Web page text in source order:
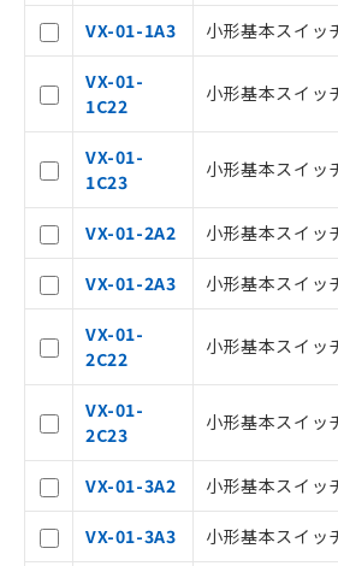
VX-01-1A3 小形基本スイッ
VX-01-
1C22
小形基本スイッ
VX-01-
1C23
小形基本スイッ
VX-01-2A2 小形基本スイッ
VX-01-2A3 小形基本スイッ
VX-01-
2C22
小形基本スイッ
VX-01-
2C23
小形基本スイッ
VX-01-3A2 小形基本スイッ
VX-01-3A3 小形基本スイッ
ご利用条件
以下の条件をお読みいただき
ご利用ください。
商品の当社在庫状況お
当社制御機器事業取扱
本サービスの対象外と
ことをご了承ください。
在庫状況および標準価